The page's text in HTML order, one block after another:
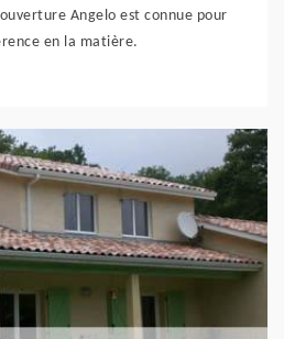
Angelo est connue pour
en la matière.